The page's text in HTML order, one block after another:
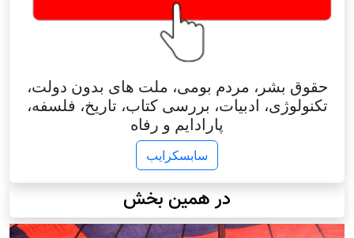
حقوق بشر، مردم بومی، ملت های بدون دولت،
تکنولوژی، ادبیات، بررسی کتاب، تاریخ، فلسفه،
پارادایم و رفاه
سابسکرایب
در همین بخش